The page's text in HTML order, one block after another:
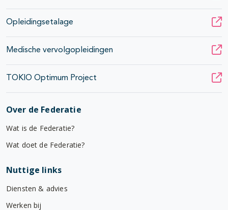
Opleidingsetalage
Medische vervolgopleidingen
TOKIO Optimum Project
Over de Federatie
Wat is de Federatie?
Wat doet de Federatie?
Nuttige links
Diensten & advies
Werken bij